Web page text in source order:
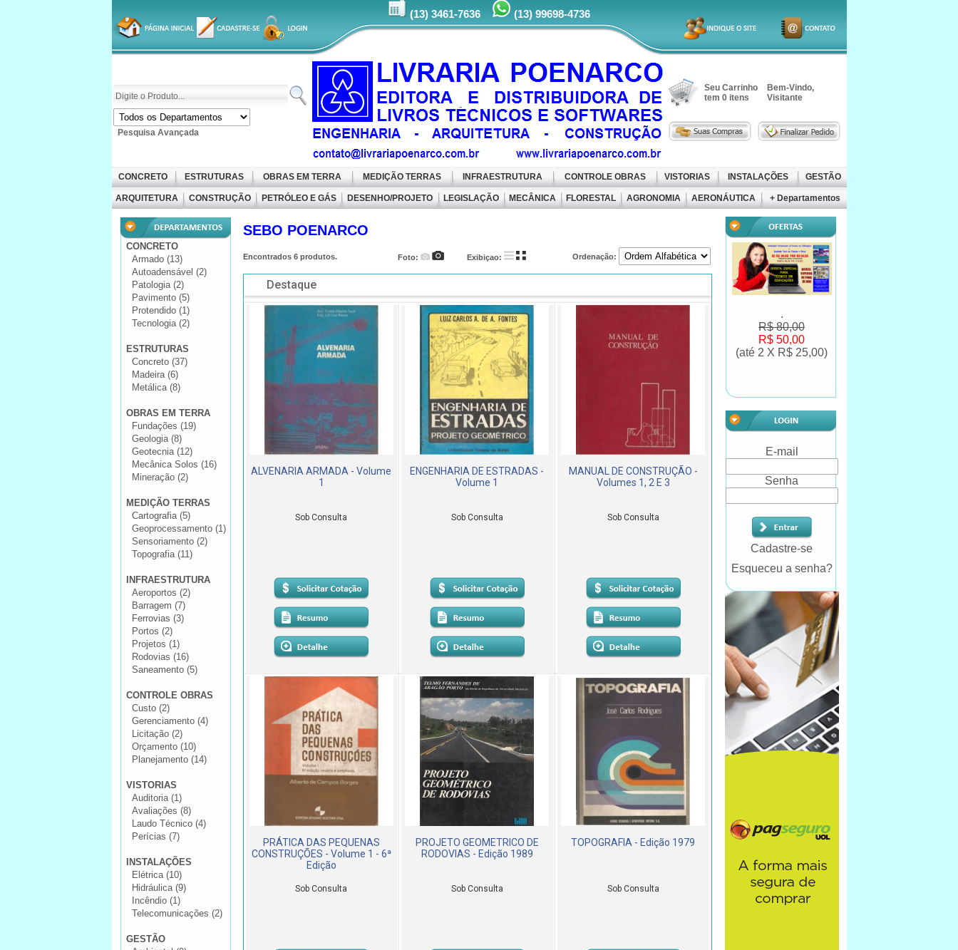
(13) 3461-7636 (13) 99698-4736
Pesquisa Avançada
Seu Carrinho
tem 0itens
Bem-Vindo,
Visitante
CONCRETO ESTRUTURAS OBRAS EM TERRA MEDIÇÃO TERRAS INFRAESTRUTURA CONTROLE OBRAS VISTORIAS INSTALAÇÕES GESTÃO
ARQUITETURA CONSTRUÇÃO PETRÓLEO E GÁS DESENHO/PROJETO LEGISLAÇÃO MECÂNICA FLORESTAL AGRONOMIA AERONÁUTICA + Departamentos
CONCRETO
Armado (13)
Autoadensável (2)
Patologia (2)
Pavimento (5)
Protendido (1)
Tecnologia (2)
ESTRUTURAS
Concreto (37)
Madeira (6)
Metálica (8)
OBRAS EM TERRA
Fundações (19)
Geologia (8)
Geotecnia (12)
Mecânica Solos (16)
Mineração (2)
MEDIÇÃO TERRAS
Cartografia (5)
Geoprocessamento (1)
Sensoriamento (2)
Topografia (11)
INFRAESTRUTURA
Aeroportos (2)
Barragem (7)
Ferrovias (3)
Portos (2)
Projetos (1)
Rodovias (16)
Saneamento (5)
CONTROLE OBRAS
Custo (2)
Gerenciamento (4)
Licitação (2)
Orçamento (10)
Planejamento (14)
VISTORIAS
Auditoria (1)
Avaliações (8)
Laudo Técnico (4)
Perícias (7)
INSTALAÇÕES
Elétrica (10)
Hidráulica (9)
Incêndio (1)
Telecomunicações (2)
GESTÃO
SEBO POENARCO
Encontrados 6produtos. Foto: Exibiçao: Ordenação:
Destaque
ALVENARIA ARMADA - Volume
1
Sob Consulta
ENGENHARIA DE ESTRADAS -
Volume 1
Sob Consulta
MANUAL DE CONSTRUÇÃO -
Volumes 1, 2 E 3
Sob Consulta
PRÁTICA DAS PEQUENAS
CONSTRUÇÕES - Volume 1 - 6ª
Edição
Sob Consulta
PROJETO GEOMETRICO DE
RODOVIAS - Edição 1989
Sob Consulta
TOPOGRAFIA - Edição 1979
Sob Consulta
.
R$ 80,00
R$ 50,00
(até 2 X R$ 25,00)
E-mail
Senha
Cadastre-se
Esqueceu a senha?